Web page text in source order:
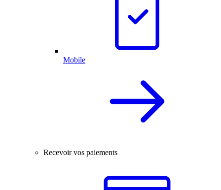
Mobile
Recevoir vos paiements